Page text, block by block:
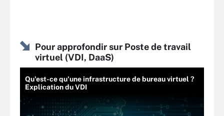
Pour approfondir sur Poste de travail
virtuel (VDI, DaaS)
Qu'est-ce qu'une infrastructure de bureau virtuel ?
Explication du VDI